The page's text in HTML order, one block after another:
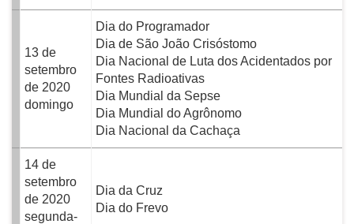
13 de
setembro
de 2020
domingo
Dia do Programador
Dia de São João Crisóstomo
Dia Nacional de Luta dos Acidentados por
Fontes Radioativas
Dia Mundial da Sepse
Dia Mundial do Agrônomo
Dia Nacional da Cachaça
14 de
setembro
de 2020
segunda-
Dia da Cruz
Dia do Frevo